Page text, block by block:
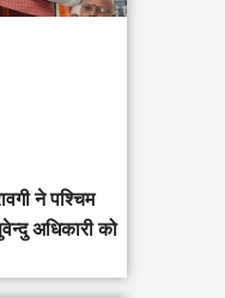
ने पश्चिम
अधिकारी को